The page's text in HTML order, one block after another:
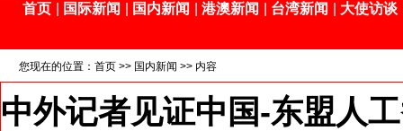
首页 国际新闻 国内新闻 港澳新闻 台湾新闻 大使访谈
您现在的位置： 首页 >> 国内新闻 >> 内容
中外记者见证中国-东盟人